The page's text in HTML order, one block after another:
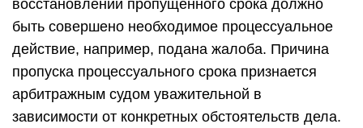
восстановлении пропущенного срока должно
быть совершено необходимое процессуальное
действие, например, подана жалоба. Причина
пропуска процессуального срока признается
арбитражным судом уважительной в
зависимости от конкретных обстоятельств дела.